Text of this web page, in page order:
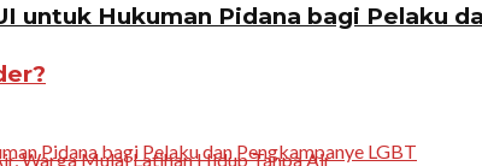
untuk Hukuman Pidana bagi Pelaku